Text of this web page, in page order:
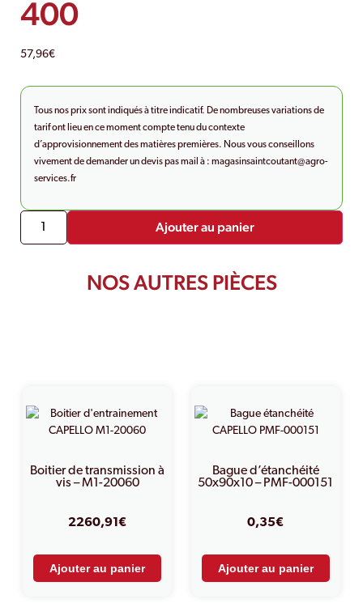
400
57,96€
Tous nos prix sont indiqués à titre indicatif. De nombreuses variations de
tarif ont lieu en ce moment compte tenu du contexte
d’approvisionnement des matières premières. Nous vous conseillons
vivement de demander un devis pas mail à : magasinsaintcoutant@agro-
services.fr
Ajouter au panier
NOS AUTRES PIÈCES
Boitier de transmission à
vis – M1-20060
2260,91€
Ajouter au panier
Bague d’étanchéité
50x90x10 – PMF-000151
0,35€
Ajouter au panier